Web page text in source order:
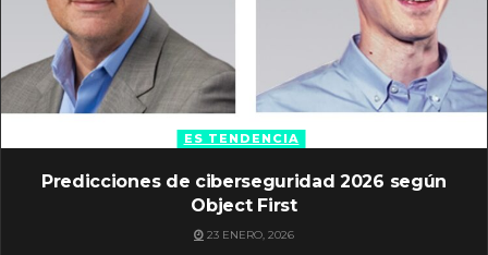
ES TENDENCIA
Predicciones de ciberseguridad 2026 según
Object First
23 ENERO, 2026